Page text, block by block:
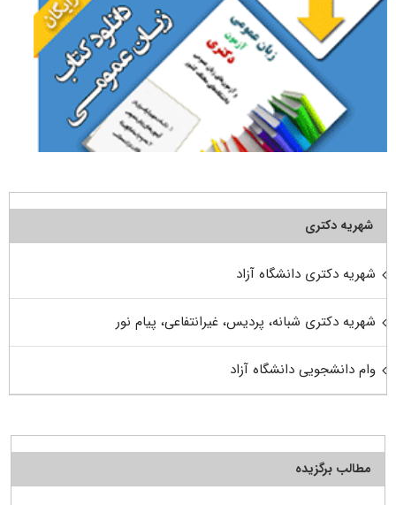
شهریه دکتری
شهریه دکتری دانشگاه آزاد
شهریه دکتری شبانه، پردیس، غیرانتفاعی، پیام نور
وام دانشجویی دانشگاه آزاد
مطالب برگزیده